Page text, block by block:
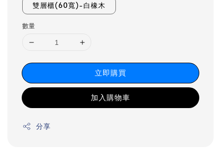
雙層櫃(60寬)-白橡木
數量
立即購買
加入購物車
分享